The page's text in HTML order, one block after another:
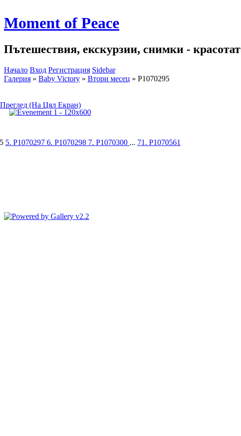
Moment of Peace
Пътешествия, екскурзии, снимки -
Начало Вход Регистрация Sidebar
Галерия » Baby Victory » Втори месец » P1070295
Преглед (На Цял Екран)
5. P1070297 6. P1070298 7. P1070300 ... 71. P1070561